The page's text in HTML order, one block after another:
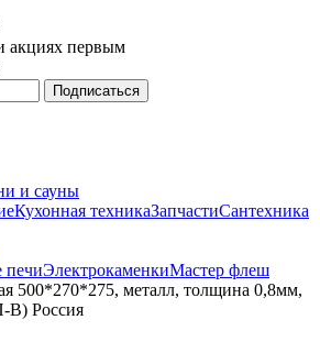
акциях первым
и сауны
Кухонная техникаЗапчастиСантехника
печиЭлектрокаменкиМастер флеш
500*270*275, металл, толщина 0,8мм,
В) Россия